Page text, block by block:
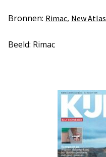
Bronnen: Rimac, New Atlas
Beeld: Rimac